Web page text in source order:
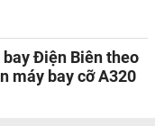
Điện Biên theo
máy bay cỡ A320